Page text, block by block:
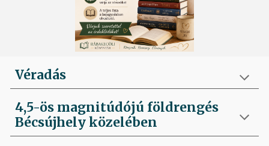
Véradás
4,5-ös magnitúdójú földrengés
Bécsújhely közelében